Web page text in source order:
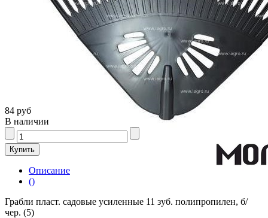
84 руб
В наличии
Описание
()
Грабли пласт. садовые усиленные 11 зуб. полипропилен, б/
чер. (5)